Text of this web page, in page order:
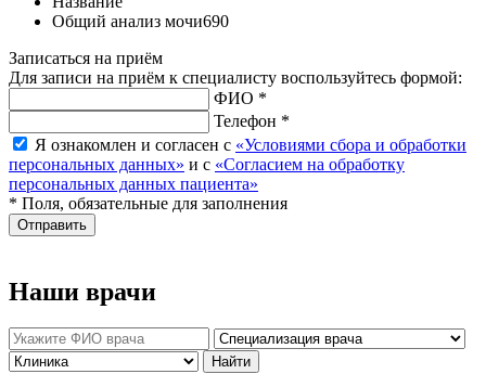
Общий анализ мочи690
Записаться на приём
Для записи на приём к специалисту воспользуйтесь формой:
ФИО *
Телефон *
Я ознакомлен и согласен с «Условиями сбора и обработки
персональных данных» и с «Согласием на обработку
персональных данных пациента»
* Поля, обязательные для заполнения
Отправить
Наши врачи